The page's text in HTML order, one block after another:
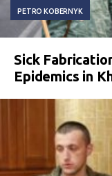
PETRO KOBERNYK
Sick
Epidemics in